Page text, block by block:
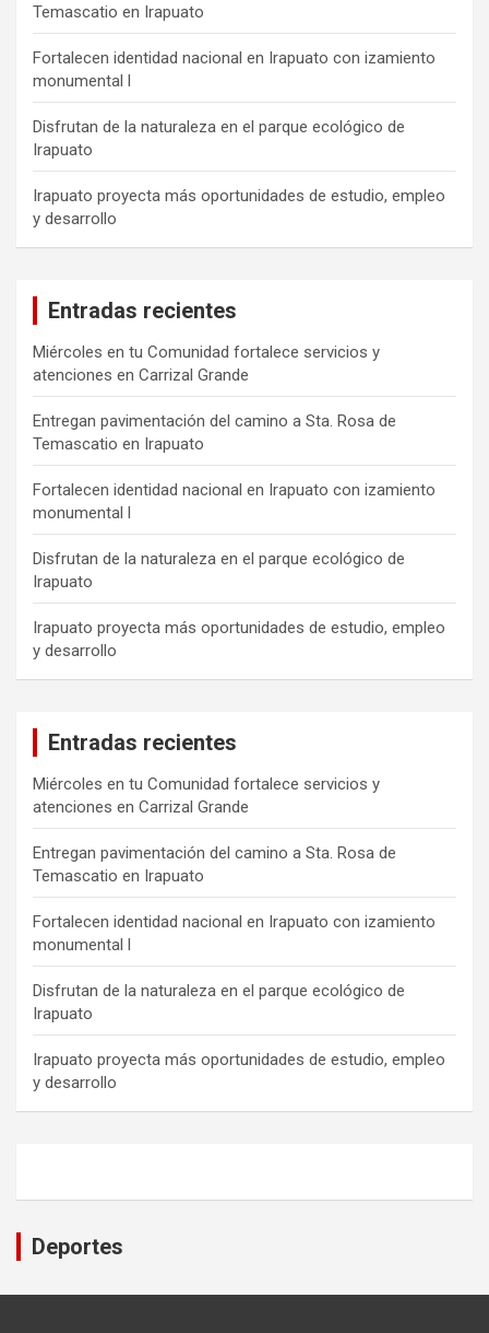
Temascatio en Irapuato
Fortalecen identidad nacional en Irapuato con izamiento
monumental l
Disfrutan de la naturaleza en el parque ecológico de
Irapuato
Irapuato proyecta más oportunidades de estudio, empleo
y desarrollo
Entradas recientes
Miércoles en tu Comunidad fortalece servicios y
atenciones en Carrizal Grande
Entregan pavimentación del camino a Sta. Rosa de
Temascatio en Irapuato
Fortalecen identidad nacional en Irapuato con izamiento
monumental l
Disfrutan de la naturaleza en el parque ecológico de
Irapuato
Irapuato proyecta más oportunidades de estudio, empleo
y desarrollo
Entradas recientes
Miércoles en tu Comunidad fortalece servicios y
atenciones en Carrizal Grande
Entregan pavimentación del camino a Sta. Rosa de
Temascatio en Irapuato
Fortalecen identidad nacional en Irapuato con izamiento
monumental l
Disfrutan de la naturaleza en el parque ecológico de
Irapuato
Irapuato proyecta más oportunidades de estudio, empleo
y desarrollo
Deportes